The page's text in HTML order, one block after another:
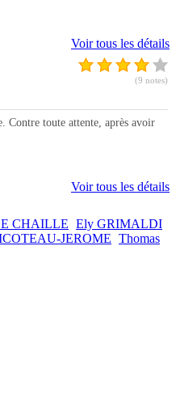
Voir tous les détails
(9 notes)
Contre toute attente, après avoir
Voir tous les détails
CHAILLE Ely GRIMALDI
JEROME Thomas